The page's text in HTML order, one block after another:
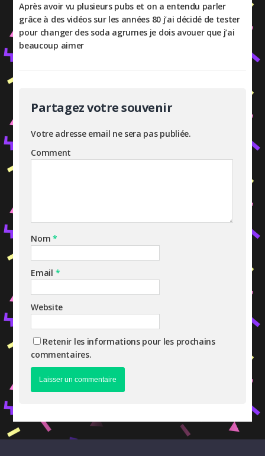
Après avoir vu plusieurs pubs et on a entendu parler
grâce à des vidéos sur les années 80 j’ai décidé de tester
pour changer des soda agrumes je dois avouer que j’ai
beaucoup aimer
Partagez votre souvenir
Votre adresse email ne sera pas publiée.
Comment
Nom*
Email *
Website
Retenir les informations pour les prochains
commentaires.